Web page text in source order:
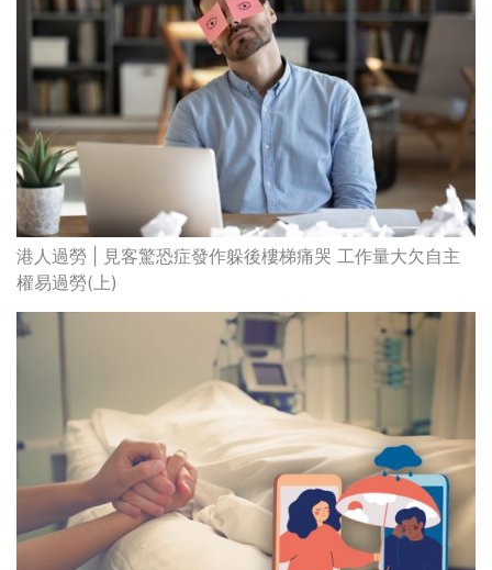
港人過勞 | 見客驚恐症發作躲後樓梯痛哭 工作量大欠自主
權易過勞(上)